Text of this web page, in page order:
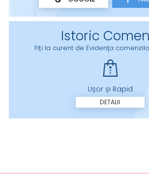
Istoric
Fiți la curent de Evidenţa
Ușor și Rapid
DETALII